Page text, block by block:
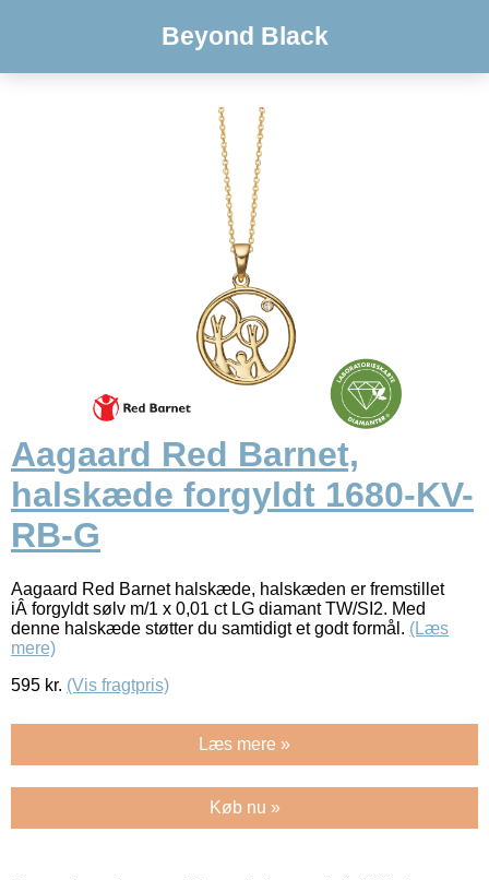
Beyond Black
Aagaard Red Barnet,
halskæde forgyldt 1680-KV-
RB-G
Aagaard Red Barnet halskæde, halskæden er fremstillet
iÂ forgyldt sølv m/1 x 0,01 ct LG diamant TW/SI2. Med
denne halskæde støtter du samtidigt et godt formål. (Læs
mere)
595 kr. (Vis fragtpris)
Læs mere »
Køb nu »